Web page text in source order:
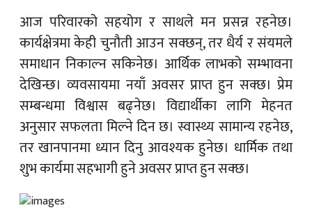
आज परिवारको सहयोग र साथले मन प्रसन्न रहनेछ।
कार्यक्षेत्रमा केही चुनौती आउन सक्छन्, तर धैर्य र संयमले
समाधान निकाल्न सकिनेछ। आर्थिक लाभको सम्भावना
देखिन्छ। व्यवसायमा नयाँ अवसर प्राप्त हुन सक्छ। प्रेम
सम्बन्धमा विश्वास बढ्नेछ। विद्यार्थीका लागि मेहनत
अनुसार सफलता मिल्ने दिन छ। स्वास्थ्य सामान्य रहनेछ,
तर खानपानमा ध्यान दिनु आवश्यक हुनेछ। धार्मिक तथा
शुभ कार्यमा सहभागी हुने अवसर प्राप्त हुन सक्छ।